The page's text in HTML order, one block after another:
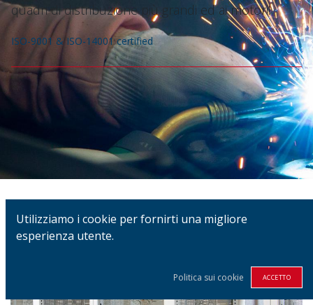
quadri di distribuzione più grandi ed ai motori!
ISO-9001 & ISO-14001 certified
Utilizziamo i cookie per fornirti una migliore
esperienza utente.
Politica sui cookie ACCETTO